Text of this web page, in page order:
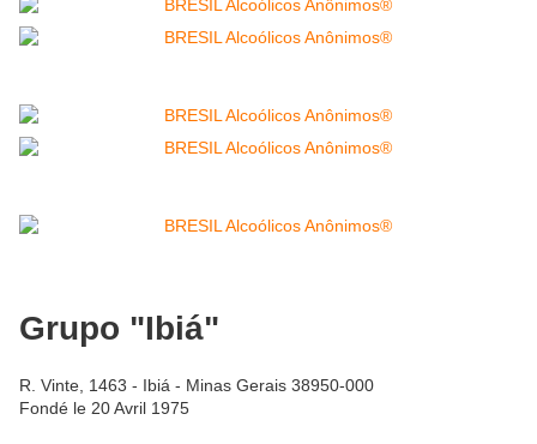
Grupo "Ibiá"
R. Vinte, 1463 - Ibiá - Minas Gerais 38950-000
Fondé le 20 Avril 1975